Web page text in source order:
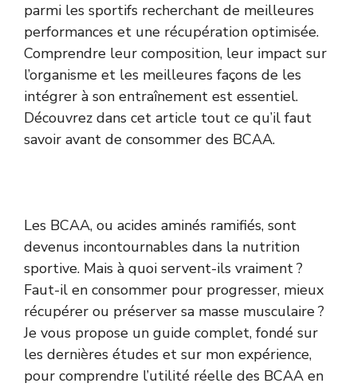
parmi les sportifs recherchant de meilleures
performances et une récupération optimisée.
Comprendre leur composition, leur impact sur
l’organisme et les meilleures façons de les
intégrer à son entraînement est essentiel.
Découvrez dans cet article tout ce qu’il faut
savoir avant de consommer des BCAA.
Les BCAA, ou acides aminés ramifiés, sont
devenus incontournables dans la nutrition
sportive. Mais à quoi servent-ils vraiment ?
Faut-il en consommer pour progresser, mieux
récupérer ou préserver sa masse musculaire ?
Je vous propose un guide complet, fondé sur
les dernières études et sur mon expérience,
pour comprendre l’utilité réelle des BCAA en